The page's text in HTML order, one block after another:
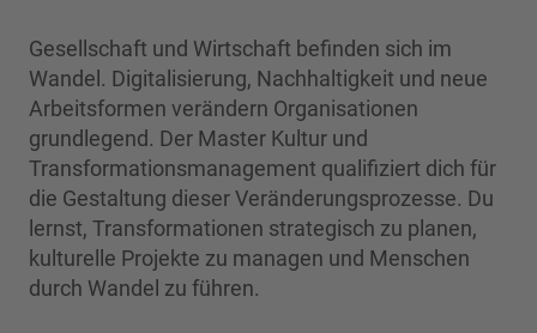
Gesellschaft und Wirtschaft befinden sich im
Wandel. Digitalisierung, Nachhaltigkeit und neue
Arbeitsformen verändern Organisationen
grundlegend. Der Master Kultur und
Transformationsmanagement qualifiziert dich für
die Gestaltung dieser Veränderungsprozesse. Du
lernst, Transformationen strategisch zu planen,
kulturelle Projekte zu managen und Menschen
durch Wandel zu führen.